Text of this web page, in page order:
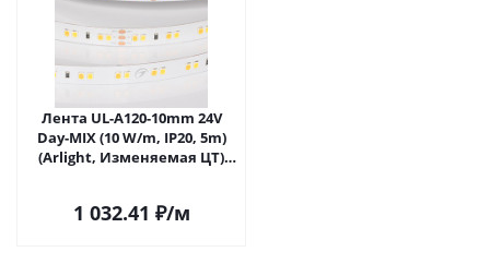
Лента UL-A120-10mm 24V
Day-MIX (10 W/m, IP20, 5m)
(Arlight, Изменяемая ЦТ)
1 032.41 ₽/м